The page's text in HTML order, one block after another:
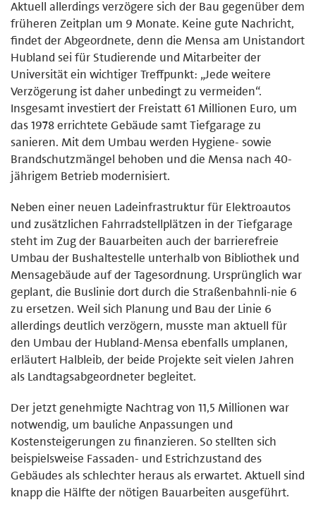
Aktuell allerdings verzögere sich der Bau gegenüber dem
früheren Zeitplan um 9 Monate. Keine gute Nachricht,
findet der Abgeordnete, denn die Mensa am Unistandort
Hubland sei für Studierende und Mitarbeiter der
Universität ein wichtiger Treffpunkt: „Jede weitere
Verzögerung ist daher unbedingt zu vermeiden“.
Insgesamt investiert der Freistatt 61 Millionen Euro, um
das 1978 errichtete Gebäude samt Tiefgarage zu
sanieren. Mit dem Umbau werden Hygiene- sowie
Brandschutzmängel behoben und die Mensa nach 40-
jährigem Betrieb modernisiert.
Neben einer neuen Ladeinfrastruktur für Elektroautos
und zusätzlichen Fahrradstellplätzen in der Tiefgarage
steht im Zug der Bauarbeiten auch der barrierefreie
Umbau der Bushaltestelle unterhalb von Bibliothek und
Mensagebäude auf der Tagesordnung. Ursprünglich war
geplant, die Buslinie dort durch die Straßenbahnli-nie 6
zu ersetzen. Weil sich Planung und Bau der Linie 6
allerdings deutlich verzögern, musste man aktuell für
den Umbau der Hubland-Mensa ebenfalls umplanen,
erläutert Halbleib, der beide Projekte seit vielen Jahren
als Landtagsabgeordneter begleitet.
Der jetzt genehmigte Nachtrag von 11,5 Millionen war
notwendig, um bauliche Anpassungen und
Kostensteigerungen zu finanzieren. So stellten sich
beispielsweise Fassaden- und Estrichzustand des
Gebäudes als schlechter heraus als erwartet. Aktuell sind
knapp die Hälfte der nötigen Bauarbeiten ausgeführt.